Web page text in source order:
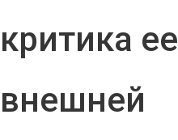
критика ее
внешней